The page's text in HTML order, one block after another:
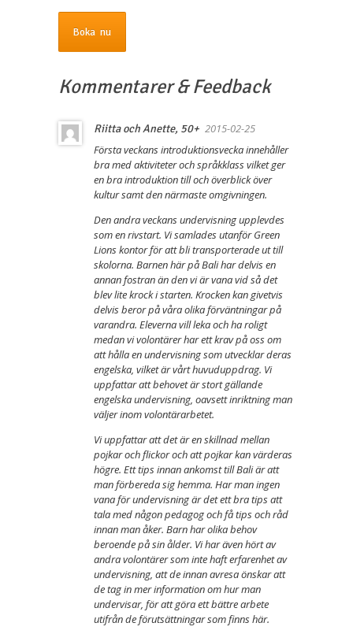
Boka nu
Kommentarer & Feedback
Riitta och Anette, 50+ 2015-02-25
Första veckans introduktionsvecka innehåller
bra med aktiviteter och språkklass vilket ger
en bra introduktion till och överblick över
kultur samt den närmaste omgivningen.
Den andra veckans undervisning upplevdes
som en rivstart. Vi samlades utanför Green
Lions kontor för att bli transporterade ut till
skolorna. Barnen här på Bali har delvis en
annan fostran än den vi är vana vid så det
blev lite krock i starten. Krocken kan givetvis
delvis beror på våra olika förväntningar på
varandra. Eleverna vill leka och ha roligt
medan vi volontärer har ett krav på oss om
att hålla en undervisning som utvecklar deras
engelska, vilket är vårt huvuduppdrag. Vi
uppfattar att behovet är stort gällande
engelska undervisning, oavsett inriktning man
väljer inom volontärarbetet.
Vi uppfattar att det är en skillnad mellan
pojkar och flickor och att pojkar kan värderas
högre. Ett tips innan ankomst till Bali är att
man förbereda sig hemma. Har man ingen
vana för undervisning är det ett bra tips att
tala med någon pedagog och få tips och råd
innan man åker. Barn har olika behov
beroende på sin ålder. Vi har även hört av
andra volontärer som inte haft erfarenhet av
undervisning, att de innan avresa önskar att
de tag in mer information om hur man
undervisar, för att göra ett bättre arbete
utifrån de förutsättningar som finns här.